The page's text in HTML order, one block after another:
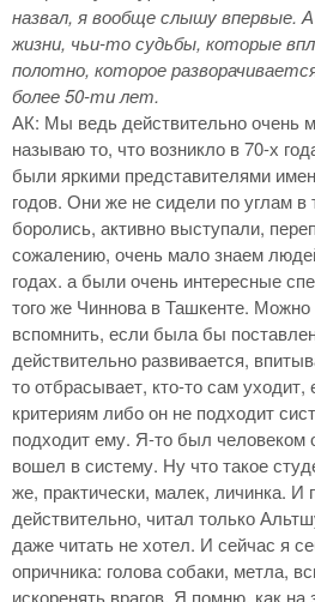
назвал, я вообще слышу впервые.
жизни, чьи-то судьбы, которые
полотно, которое
более 50-ти лет.
АК: Мы ведь действительно очень
называю то, что возникло в 70-х
были яркими представителями
годов. Они же не сидели по углам в
боролись, активно выступали,
сожалению, очень мало знаем
годах. а были очень интересные
того же Чиннова в Ташкенте.
вспомнить, если была бы
действительно развивается,
то отбрасывает, кто-то сам уходит,
критериям либо он не подходит
подходит ему. Я-то был человеком
вошел в систему. Ну что такое
же, практически, малек, личинка. И
действительно, читал только
даже читать не хотел. И сейчас я
опричника: голова собаки, метла,
искоренять врагов. Я помню, как на